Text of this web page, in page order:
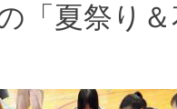
「夏祭り